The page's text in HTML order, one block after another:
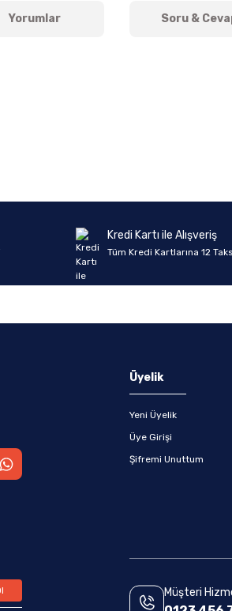
Yorumlar Soru &
Kredi Kartı ile Alışveriş
Tüm Kredi Kartlarına 12
Üyelik
Yeni Üyelik
Üye Girişi
Şifremi Unuttum
Müşteri